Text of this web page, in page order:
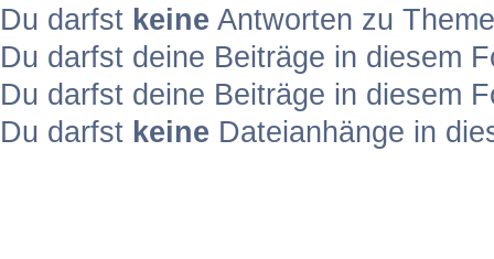
Du darfst keine Antworten zu
Du darfst deine Beiträge in diesem
Du darfst deine Beiträge in diesem
Du darfst keine Dateianhänge in